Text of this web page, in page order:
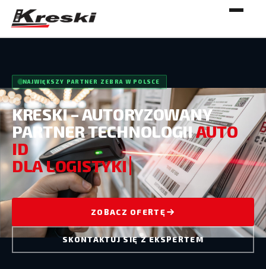
NAJWIĘKSZY PARTNER ZEBRA W POLSCE
KRESKI – AUTORYZOWANY
PARTNER TECHNOLOGIIAUTO
ID
DLA LOG
ZOBACZ OFERTĘ
SKONTAKTUJ SIĘ Z EKSPERTEM